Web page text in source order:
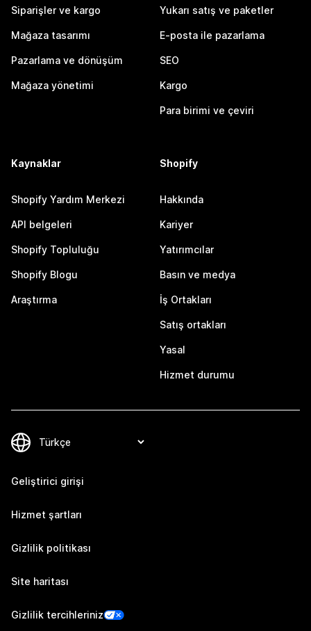
Siparişler ve kargo
Mağaza tasarımı
Pazarlama ve dönüşüm
Mağaza yönetimi
Yukarı satış ve paketler
E-posta ile pazarlama
SEO
Kargo
Para birimi ve çeviri
Kaynaklar
Shopify Yardım Merkezi
API belgeleri
Shopify Topluluğu
Shopify Blogu
Araştırma
Shopify
Hakkında
Kariyer
Yatırımcılar
Basın ve medya
İş Ortakları
Satış ortakları
Yasal
Hizmet durumu
Geliştirici girişi
Hizmet şartları
Gizlilik politikası
Site haritası
Gizlilik tercihleriniz